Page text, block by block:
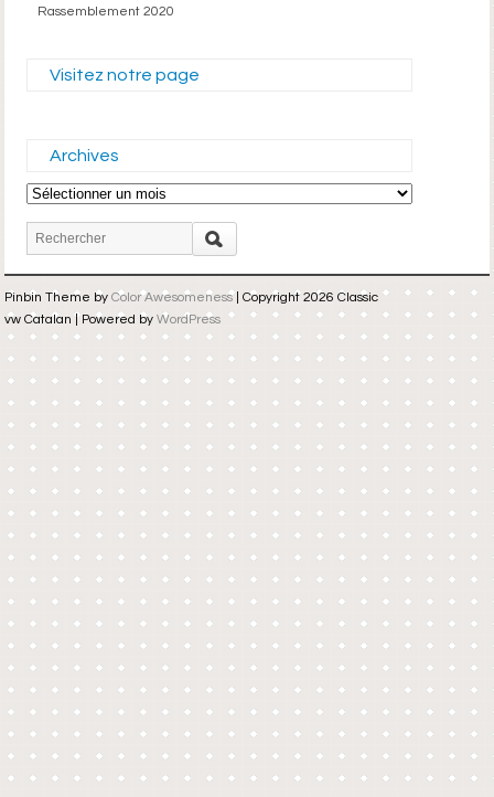
Rassemblement 2020
Visitez notre page
Archives
Archives
Pinbin Theme by Color Awesomeness| Copyright 2026 Classic
vw Catalan | Powered by WordPress